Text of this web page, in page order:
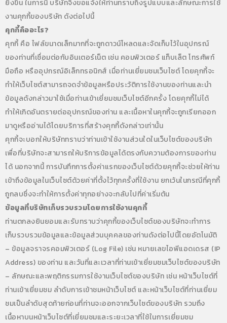
ยิ่งขึ้น ในการนี้ บริษัทจึงขอแจ้งให้ท่านทราบถึงรูปแบบและลักษณะการใช้
งานคุกกี้ของบริษัท ดังต่อไปนี้
คุกกี้คืออะไร?
คุกกี้ คือ ไฟล์ขนาดเล็กมากที่จะถูกดาวน์โหลดและจัดเก็บไว้ในอุปกรณ์
ของท่านที่เชื่อมต่อกับอินเตอร์เน็ต เช่น คอมพิวเตอร์ แท็บเล็ต โทรศัพท์
มือถือ หรืออุปกรณ์อิเล็กทรอนิกส์ เมื่อท่านเยี่ยมชมเว็บไซต์ โดยคุกกี้จะ
ทำให้เว็บไซต์สามารถจดจำข้อมูลหรือประวัติการใช้งานของท่านและนำ
ข้อมูลดังกล่าวมาใช้เมื่อท่านเข้าเยี่ยมชมเว็บไซต์อีกครั้ง โดยคุกกี้ไม่ได้
ทำให้เกิดอันตรายต่ออุปกรณ์ของท่าน และเนื้อหาในคุกกี้จะถูกเรียกออก
มาดูหรืออ่านได้โดยบริการที่สร้างคุกกี้ดังกล่าวเท่านั้น
คุกกี้จะบอกให้บริษัททราบว่าท่านเข้าใช้งานส่วนใดในเว็บไซต์ของบริษัท
เพื่อที่บริษัทจะสามารถให้บริการข้อมูลได้ตรงกับความต้องการของท่าน
ได้ นอกจากนี้ การบันทึกการตั้งค่าแรกของเว็บไซต์ด้วยคุกกี้จะช่วยให้ท่าน
เข้าถึงข้อมูลในเว็บไซต์ด้วยค่าที่ตั้งไว้ทุกครั้งที่ใช้งาน ยกเว้นในกรณีที่คุกกี้
ถูกลบซึ่งจะทำให้การตั้งค่าทุกอย่างจะกลับไปที่ค่าเริ่มต้น
ข้อมูลที่บริษัทเก็บรวบรวมโดยการใช้งานคุกกี้
ท่านตกลงยินยอมและรับทราบว่าคุกกี้ของเว็บไซต์ของบริษัทจะทำการ
เก็บรวบรวมข้อมูลและข้อมูลส่วนบุคคลของท่านดังต่อไปนี้โดยอัตโนมัติ
– ข้อมูลจราจรคอมพิวเตอร์ (Log File) เช่น หมายเลขไอพีแอดเดรส (IP
Address) ของท่าน และวันที่และเวลาที่ท่านเข้าเยี่ยมชมเว็บไซต์ของบริษัท
– ลักษณะและพฤติกรรมการใช้งานเว็บไซต์ของบริษัท เช่น หน้าเว็บไซต์ที่
ท่านเข้าเยี่ยมชม ลำดับการเข้าชมหน้าเว็บไซต์ และหน้าเว็บไซต์ที่ท่านเยี่ยม
ชมเป็นลำดับสุดท้ายก่อนที่ท่านจะออกจากเว็บไซต์ของบริษัท รวมถึง
เนื้อหาบนหน้าเว็บไซต์ที่เยี่ยมชมและระยะเวลาที่ใช้ในการเยี่ยมชม